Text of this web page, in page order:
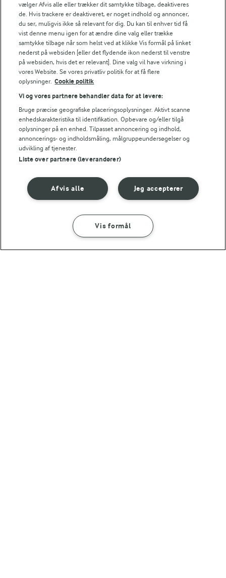
Energiindhold:
959 kJ / 229 kcal
Energifordeling
ENERGI PR 100 G
Fiber:
6,4 g
Protein:
7,8 g
Fedt:
13,1 g
Kulhydrat:
20,1 g
Andre gode forslag
TJEK RÅVAREKALENDEREN
Hvilke danske råvarer er i
SÅDAN GØR DU INGREDIENSER
vælger Afvis alle eller trækker dit samtykke tilbage, deaktiveres
de. Hvis trackere er deaktiveret, er noget indhold og annoncer,
du ser, muligvis ikke så relevant for dig. Du kan til enhver tid få
vist denne menu igen for at ændre dine valg eller trække
samtykke tilbage når som helst ved at klikke Vis formål på linket
nederst på websiden [eller det flydende ikon nederst til venstre
på websiden, hvis det er relevant]. Dine valg vil have virkning i
vores Website. Se vores privatliv politik for at få flere
oplysninger. Cookie politik
Vi og vores partnere behandler data for at levere:
Bruge præcise geografiske placeringsoplysninger. Aktivt scanne
enhedskarakteristika til identifikation. Opbevare og/eller tilgå
oplysninger på en enhed. Tilpasset annoncering og indhold,
annoncerings- og indholdsmåling, målgruppeundersøgelser og
udvikling af tjenester.
Liste over partnere (leverandører)
Jeg accepterer
Afvis alle
Vis formål